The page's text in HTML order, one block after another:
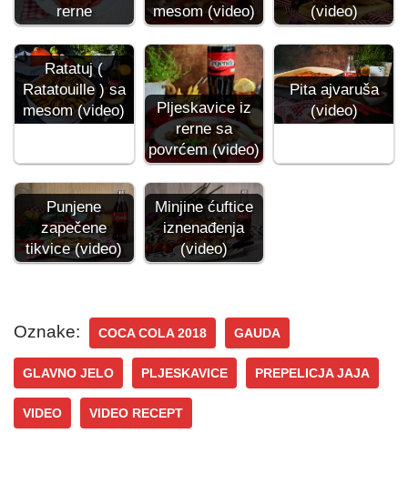
rerne
mesom (video)
(video)
Ratatuj (
Ratatouille ) sa
mesom (video)
Pljeskavice iz
rerne sa
povrćem (video)
Pita ajvaruša
(video)
Punjene
zapečene
tikvice (video)
Minjine ćuftice
iznenađenja
(video)
Oznake: COCA COLA 2018 GAUDA
GLAVNO JELO PLJESKAVICE PREPELICJA JAJA
VIDEO VIDEO RECEPT